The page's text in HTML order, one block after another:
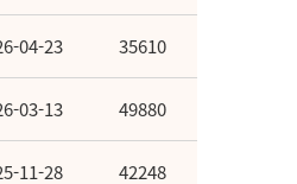
04-23 35610
03-13 49880
11-28 42248